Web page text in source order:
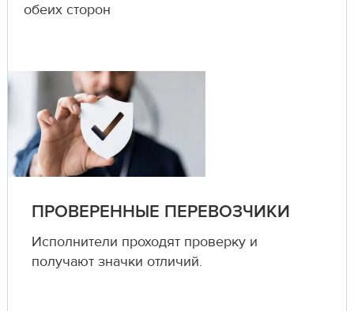
обеих сторон
ПРОВЕРЕННЫЕ ПЕРЕВОЗЧИКИ
Исполнители проходят проверку и
получают значки отличий.